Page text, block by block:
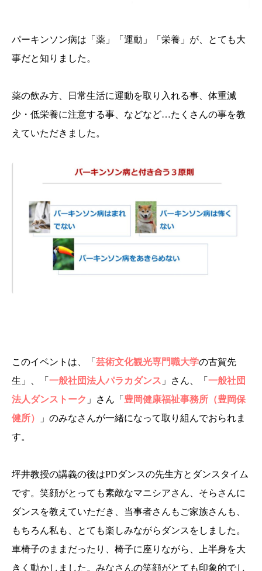
パーキンソン病は「薬」「運動」「栄養」が、とても大
事だと知りました。
薬の飲み方、日常生活に運動を取り入れる事、体重減
少・低栄養に注意する事、などなど…たくさんの事を教
えていただきました。
このイベントは、「 芸術文化観光専門職大学の古賀先
生」、「 一般社団法人パラカダンス 」さん、「 一般社団
法人ダンストーク 」さん「 豊岡健康福祉事務所（豊岡保
健所）
」のみなさんが一緒になって取り組んでおられま
す。
坪井教授の講義の後はPDダンスの先生方とダンスタイム
です。笑顔がとっても素敵なマニシアさん、そらさんに
ダンスを教えていただき、当事者さんもご家族さんも、
もちろん私も、とても楽しみながらダンスをしました。
車椅子のままだったり、椅子に座りながら、上半身を大
きく動かしました。みなさんの笑顔がとても印象的でし